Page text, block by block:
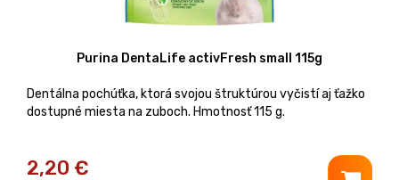
Purina DentaLife activFresh small 115g
Dentálna pochúťka, ktorá svojou štruktúrou vyčistí aj ťažko
dostupné miesta na zuboch. Hmotnosť 115 g.
2,20 €